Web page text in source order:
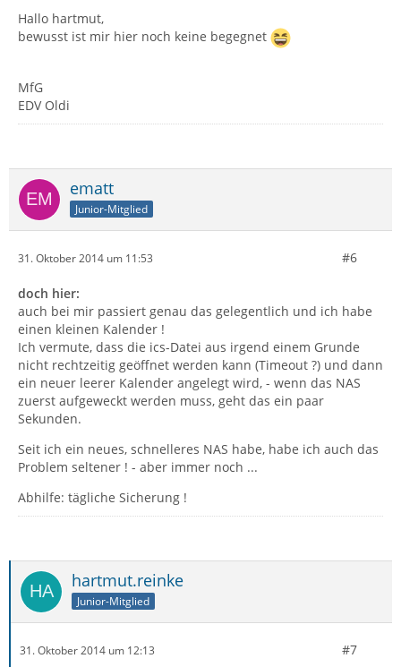
Hallo hartmut,
bewusst ist mir hier noch keine begegnet
MfG
EDV Oldi
ematt
Junior-Mitglied
31. Oktober 2014 um 11:53 #6
doch hier:
auch bei mir passiert genau das gelegentlich und ich habe
einen kleinen Kalender !
Ich vermute, dass die ics-Datei aus irgend einem Grunde
nicht rechtzeitig geöffnet werden kann (Timeout ?) und dann
ein neuer leerer Kalender angelegt wird, - wenn das NAS
zuerst aufgeweckt werden muss, geht das ein paar
Sekunden.
Seit ich ein neues, schnelleres NAS habe, habe ich auch das
Problem seltener ! - aber immer noch ...
Abhilfe: tägliche Sicherung !
hartmut.reinke
Junior-Mitglied
31. Oktober 2014 um 12:13 #7